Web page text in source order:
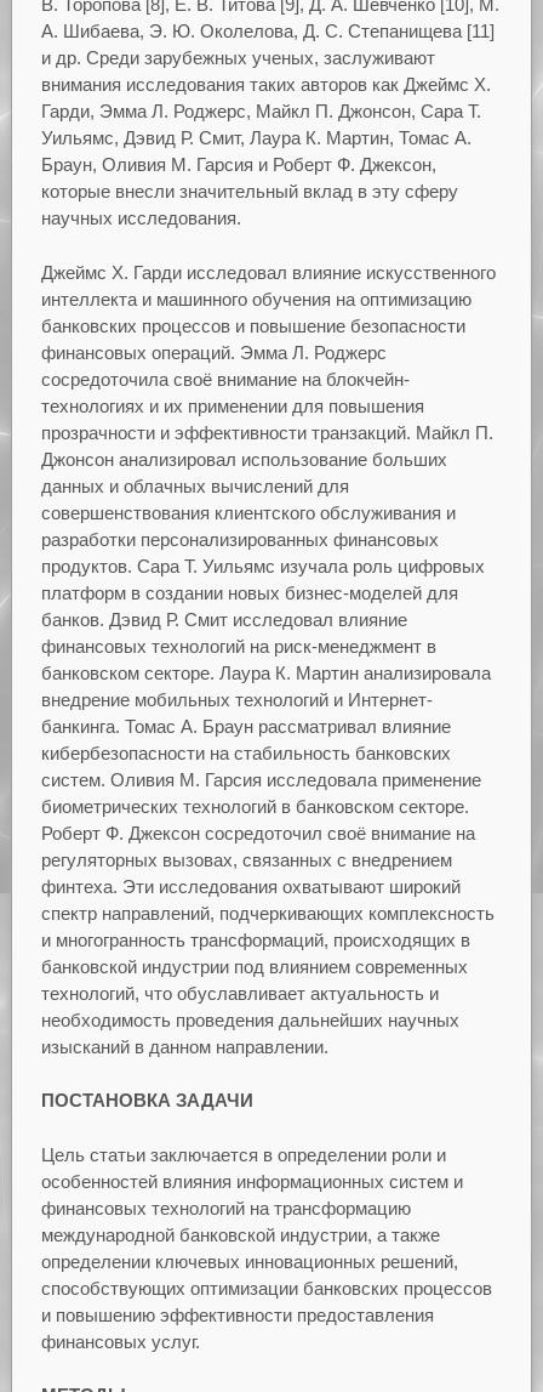
В. Торопова [8], Е. В. Титова [9], Д. А. Шевченко [10], М.
А. Шибаева, Э. Ю. Околелова, Д. С. Степанищева [11]
и др. Среди зарубежных ученых, заслуживают
внимания исследования таких авторов как Джеймс Х.
Гарди, Эмма Л. Роджерс, Майкл П. Джонсон, Сара Т.
Уильямс, Дэвид Р. Смит, Лаура К. Мартин, Томас А.
Браун, Оливия М. Гарсия и Роберт Ф. Джексон,
которые внесли значительный вклад в эту сферу
научных исследования.
Джеймс Х. Гарди исследовал влияние искусственного
интеллекта и машинного обучения на оптимизацию
банковских процессов и повышение безопасности
финансовых операций. Эмма Л. Роджерс
сосредоточила своё внимание на блокчейн-
технологиях и их применении для повышения
прозрачности и эффективности транзакций. Майкл П.
Джонсон анализировал использование больших
данных и облачных вычислений для
совершенствования клиентского обслуживания и
разработки персонализированных финансовых
продуктов. Сара Т. Уильямс изучала роль цифровых
платформ в создании новых бизнес-моделей для
банков. Дэвид Р. Смит исследовал влияние
финансовых технологий на риск-менеджмент в
банковском секторе. Лаура К. Мартин анализировала
внедрение мобильных технологий и Интернет-
банкинга. Томас А. Браун рассматривал влияние
кибербезопасности на стабильность банковских
систем. Оливия М. Гарсия исследовала применение
биометрических технологий в банковском секторе.
Роберт Ф. Джексон сосредоточил своё внимание на
регуляторных вызовах, связанных с внедрением
финтеха. Эти исследования охватывают широкий
спектр направлений, подчеркивающих комплексность
и многогранность трансформаций, происходящих в
банковской индустрии под влиянием современных
технологий, что обуславливает актуальность и
необходимость проведения дальнейших научных
изысканий в данном направлении.
ПОСТАНОВКА ЗАДАЧИ
Цель статьи заключается в определении роли и
особенностей влияния информационных систем и
финансовых технологий на трансформацию
международной банковской индустрии, а также
определении ключевых инновационных решений,
способствующих оптимизации банковских процессов
и повышению эффективности предоставления
финансовых услуг.